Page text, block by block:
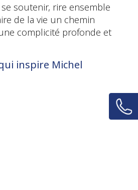
soutenir, rire ensemble
de la vie un chemin
complicité profonde et
inspire Michel